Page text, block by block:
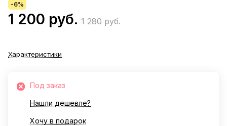
-6%
1 200 руб. 1 280 руб.
Характеристики
Под заказ
Нашли дешевле?
Хочу в подарок